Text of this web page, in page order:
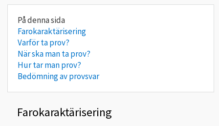
Farokaraktärisering
Varför ta prov?
När ska man ta prov?
Hur tar man prov?
Bedömning av provsvar
Farokaraktärisering